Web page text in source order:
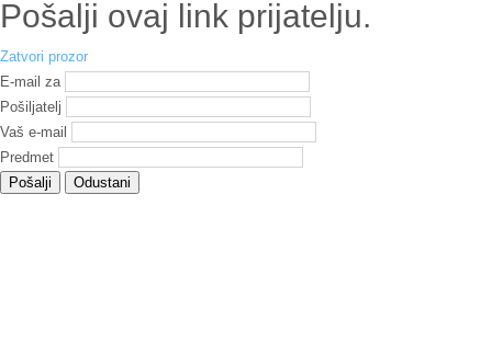
Pošalji ovaj link prijatelju.
Zatvori prozor
E-mail za
Pošiljatelj
Vaš e-mail
Predmet
Pošalji
Odustani